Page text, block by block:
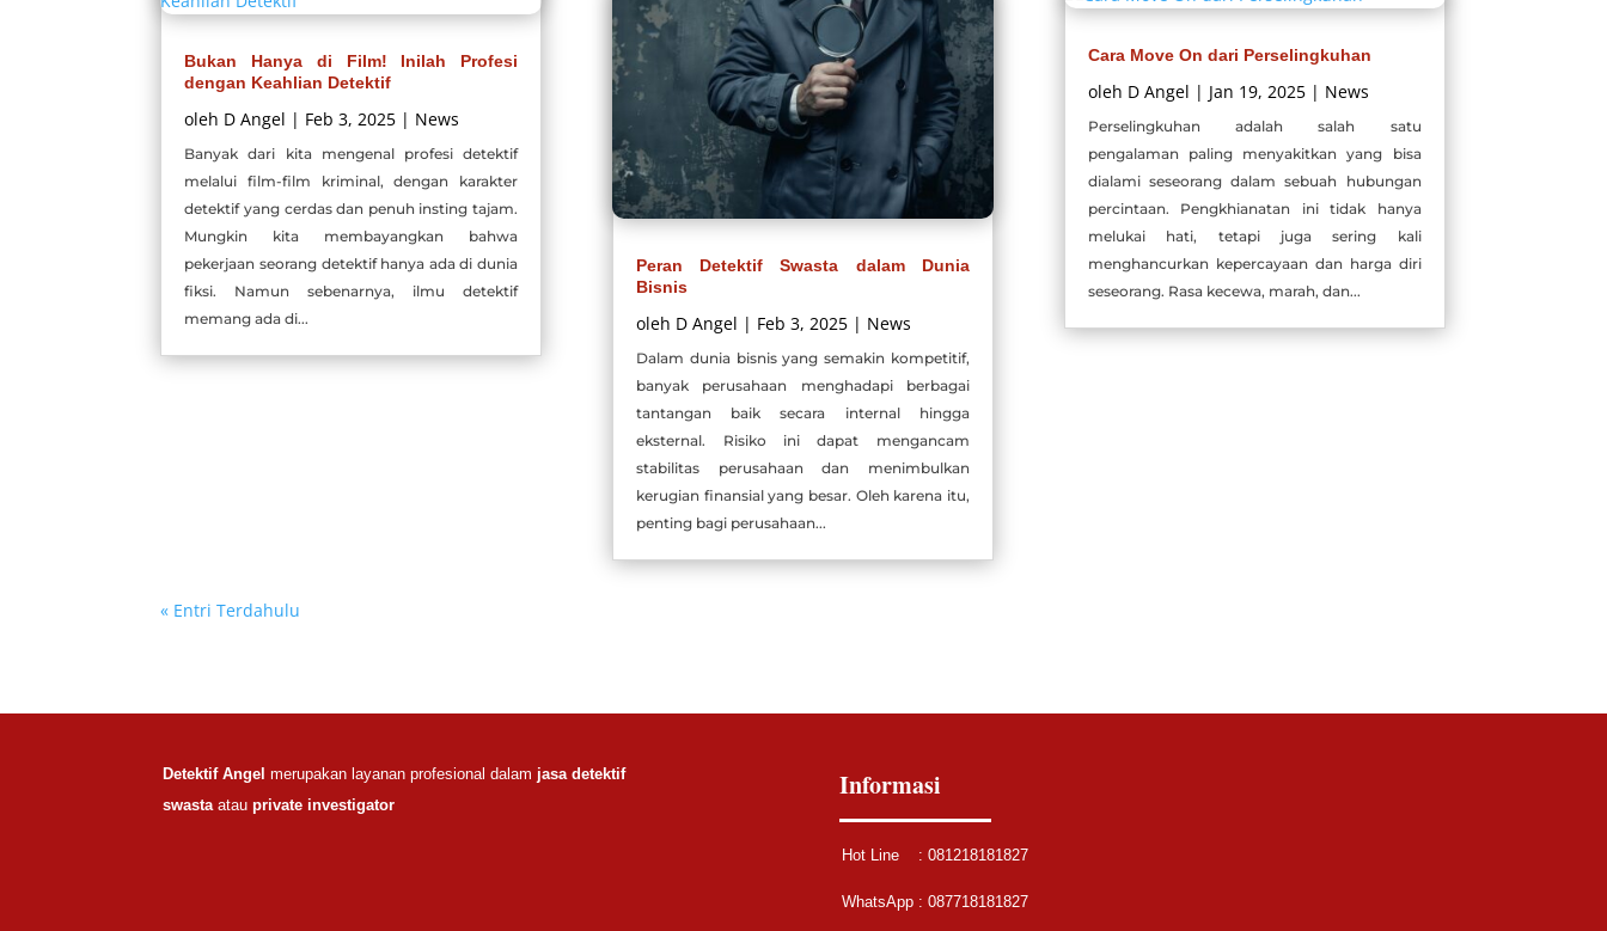
Bukan Hanya di Film! Inilah Profesi
dengan Keahlian Detektif
oleh D Angel | Feb 3, 2025 | News
Banyak dari kita mengenal profesi detektif
melalui film-film kriminal, dengan karakter
detektif yang cerdas dan penuh insting tajam.
Mungkin kita membayangkan bahwa
pekerjaan seorang detektif hanya ada di dunia
fiksi. Namun sebenarnya, ilmu detektif
memang ada di...
Peran Detektif Swasta dalam Dunia
Bisnis
oleh D Angel | Feb 3, 2025 | News
Dalam dunia bisnis yang semakin kompetitif,
banyak perusahaan menghadapi berbagai
tantangan baik secara internal hingga
eksternal. Risiko ini dapat mengancam
stabilitas perusahaan dan menimbulkan
kerugian finansial yang besar. Oleh karena itu,
penting bagi perusahaan...
Cara Move On dari Perselingkuhan
oleh D Angel | Jan 19, 2025| News
Perselingkuhan adalah salah satu
pengalaman paling menyakitkan yang bisa
dialami seseorang dalam sebuah hubungan
percintaan. Pengkhianatan ini tidak hanya
melukai hati, tetapi juga sering kali
menghancurkan kepercayaan dan harga diri
seseorang. Rasa kecewa, marah, dan...
« Entri Terdahulu
Detektif Angel merupakan layanan profesional dalam jasa detektif
swastaatauprivate investigator
Informasi
Hot Line : 081218181827
WhatsApp : 087718181827